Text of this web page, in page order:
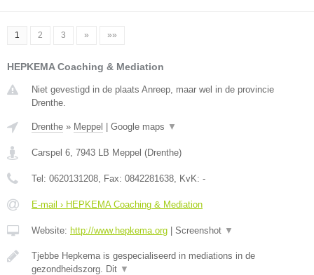
1 2 3 » »»
HEPKEMA Coaching & Mediation
Niet gevestigd in de plaats Anreep, maar wel in de provincie
Drenthe.
Drenthe » Meppel Google maps ▼
Carspel 6, 7943 LB Meppel (Drenthe)
Tel: 0620131208, Fax: 0842281638, KvK: -
E-mail › HEPKEMA Coaching & Mediation
Website: http://www.hepkema.org Screenshot ▼
Tjebbe Hepkema is gespecialiseerd in mediations in de
gezondheidszorg. Dit ▼